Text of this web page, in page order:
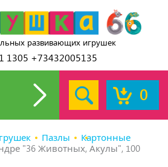
развивающих игрушек
1305 +73432005135
0
Пазлы
Картонные
"36 Животных, Акулы", 100